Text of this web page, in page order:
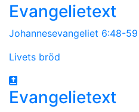
Evangelietext
Johannesevangeliet 6:48-59
Livets bröd
Evangelietext